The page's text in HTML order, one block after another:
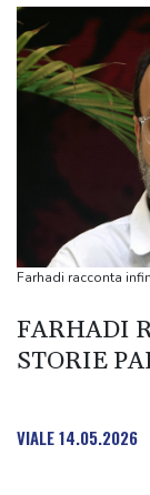
bulgaro
Meloni, grave e
Marcinelle
Codacons, su
Hillary Clinton
di Saddam
Europei di
una bella
una bella
Messico,
Ue,
Farhadi racconta
FARHADI
STORIE
VIALE14.05.2026